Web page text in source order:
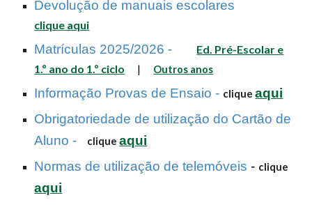
Devolução de manuais escolares
clique aqui
Matrículas 2025/2026 -
Ed. Pré-Escolar e
1.º ano do 1.º ciclo
| Outros anos
Informação Provas de Ensaio - clique aqui
Obrigatoriedade de utilização do Cartão de
Aluno -
clique aqui
Normas de utilização de telemóveis- clique
aqui